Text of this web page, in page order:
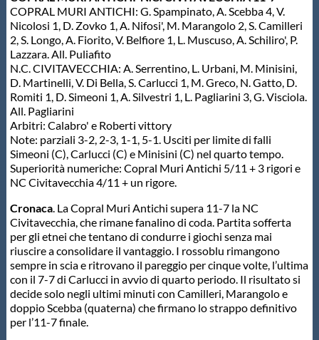
COPRAL MURI ANTICHI: G. Spampinato, A. Scebba 4, V.
Nicolosi 1, D. Zovko 1, A. Nifosi', M. Marangolo 2, S. Camilleri
2, S. Longo, A. Fiorito, V. Belfiore 1, L. Muscuso, A. Schiliro', P.
Lazzara. All. Puliafito
N.C. CIVITAVECCHIA: A. Serrentino, L. Urbani, M. Minisini,
D. Martinelli, V. Di Bella, S. Carlucci 1, M. Greco, N. Gatto, D.
Romiti 1, D. Simeoni 1, A. Silvestri 1, L. Pagliarini 3, G. Visciola.
All. Pagliarini
Arbitri: Calabro' e Roberti vittory
Note: parziali 3-2, 2-3, 1-1, 5-1. Usciti per limite di falli
Simeoni (C), Carlucci (C) e Minisini (C) nel quarto tempo.
Superiorità numeriche: Copral Muri Antichi 5/11 + 3 rigori e
NC Civitavecchia 4/11 + un rigore.
Cronaca. La Copral Muri Antichi supera 11-7 la NC
Civitavecchia, che rimane fanalino di coda. Partita sofferta
per gli etnei che tentano di condurre i giochi senza mai
riuscire a consolidare il vantaggio. I rossoblu rimangono
sempre in scia e ritrovano il pareggio per cinque volte, l’ultima
con il 7-7 di Carlucci in avvio di quarto periodo. Il risultato si
decide solo negli ultimi minuti con Camilleri, Marangolo e
doppio Scebba (quaterna) che firmano lo strappo definitivo
per l’11-7 finale.